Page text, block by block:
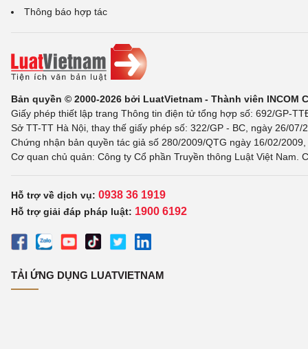
Thông báo hợp tác
Bản quyền © 2000-2026 bởi LuatVietnam - Thành viên INCOM
Giấy phép thiết lập trang Thông tin điện tử tổng hợp số: 692/GP-
Sở TT-TT Hà Nội, thay thế giấy phép số: 322/GP - BC, ngày 26/
Chứng nhận bản quyền tác giả số 280/2009/QTG ngày 16/02/
Cơ quan chủ quản: Công ty Cổ phần Truyền thông Luật Việt Nam.
Hỗ trợ về dịch vụ: 0938 36 1919
Hỗ trợ giải đáp pháp luật: 1900 6192
TẢI ỨNG DỤNG LUATVIETNAM